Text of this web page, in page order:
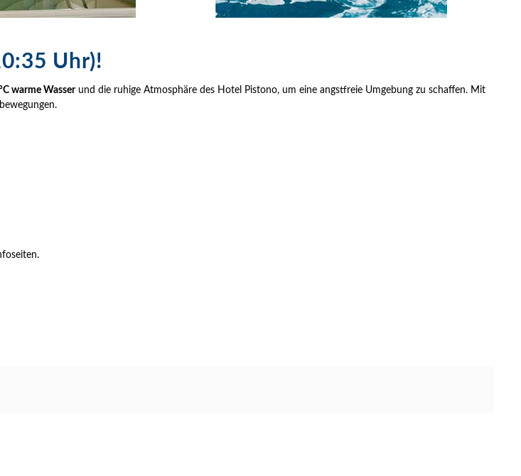
Uhr)!
warme Wasserund die ruhige Atmosphäre des Hotel Pistono, um eine angstfreie Umgebung zu schaffen. Mit